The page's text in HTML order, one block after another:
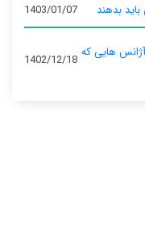
بدهند 1403/01/07
آژانس‌ هایی که 1402/12/18